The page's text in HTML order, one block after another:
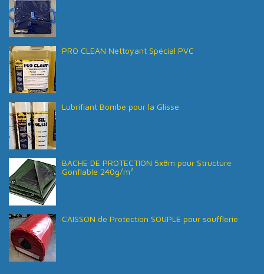
PRO CLEAN Nettoyant Spécial PVC
Lubrifiant Bombe pour la Glisse
BACHE DE PROTECTION 5x8m pour Structure
Gonflable 240g/m²
CAISSON de Protection SOUPLE pour soufflerie